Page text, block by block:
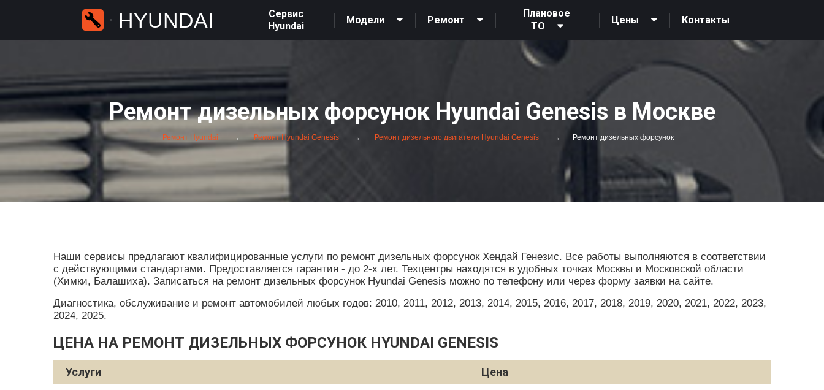
HYUNDAI
Сервис
Hyundai
Модели Ремонт
Плановое
ТО
Цены Контакты
Ремонт дизельных форсунок Hyundai Genesis в Москве
Ремонт Hyundai Ремонт Hyundai Genesis Ремонт дизельного двигателя Hyundai Genesis Ремонт дизельных форсунок
Наши сервисы предлагают квалифицированные услуги по ремонт дизельных форсунок Хендай Генезис. Все работы выполняются в соответствии
с действующими стандартами. Предоставляется гарантия - до 2-х лет. Техцентры находятся в удобных точках Москвы и Московской области
(Химки, Балашиха). Записаться на ремонт дизельных форсунок Hyundai Genesis можно по телефону или через форму заявки на сайте.
Диагностика, обслуживание и ремонт автомобилей любых годов: 2010, 2011, 2012, 2013, 2014, 2015, 2016, 2017, 2018, 2019, 2020, 2021, 2022, 2023,
2024, 2025.
ЦЕНА НА РЕМОНТ ДИЗЕЛЬНЫХ ФОРСУНОК HYUNDAI GENESIS
Услуги Цена